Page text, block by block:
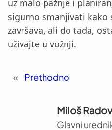
uz malo pažnje i
sigurno smanjivati kako
završava, ali do tada,
uživajte u vožnji.
« Prethodno
Miloš
Glavni